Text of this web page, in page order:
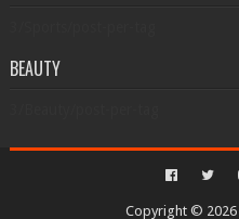
BEAUTY
Copyright © 2026